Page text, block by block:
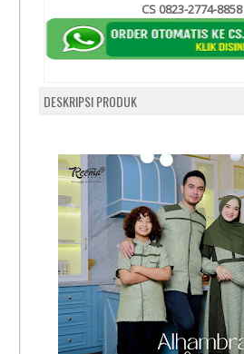
CS 0823-2774-8858
DESKRIPSI PRODUK